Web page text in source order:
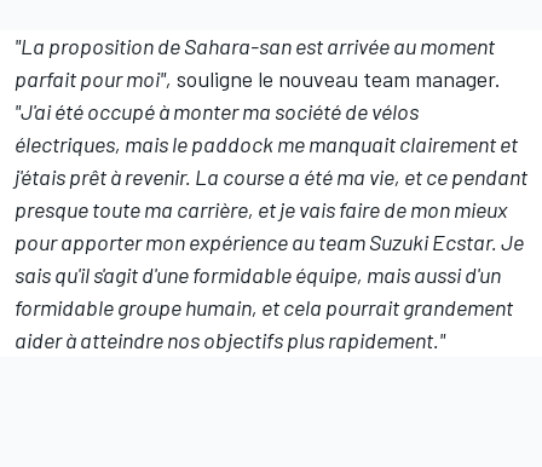
"La proposition de Sahara-san est arrivée au moment
parfait pour moi", souligne le nouveau team manager.
"J'ai été occupé à monter ma société de vélos
électriques, mais le paddock me manquait clairement et
j'étais prêt à revenir. La course a été ma vie, et ce pendant
presque toute ma carrière, et je vais faire de mon mieux
pour apporter mon expérience au team Suzuki Ecstar. Je
sais qu'il s'agit d'une formidable équipe, mais aussi d'un
formidable groupe humain, et cela pourrait grandement
aider à atteindre nos objectifs plus rapidement."